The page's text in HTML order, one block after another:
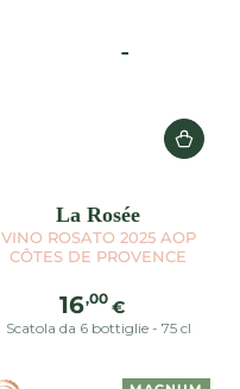
La Rosée
VINO ROSATO 2025 AOP
CÔTES DE PROVENCE
Prezzo
regolare
16,00 €
Scatola da 6 bottiglie - 75 cl